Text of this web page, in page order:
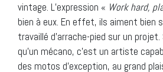
vintage. L’expression « Work hard,
bien à eux. En effet, ils aiment bien
travaillé d’arrache-pied sur un
qu’un mécano, c’est un artiste
des motos d’exception, au grand